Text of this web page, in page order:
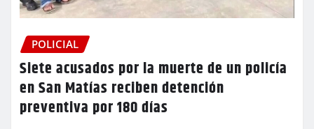
POLICIAL
Siete acusados por la muerte de un policía
en San Matías reciben detención
preventiva por 180 días